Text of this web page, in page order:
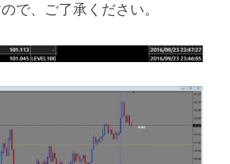
で、ご了承ください。